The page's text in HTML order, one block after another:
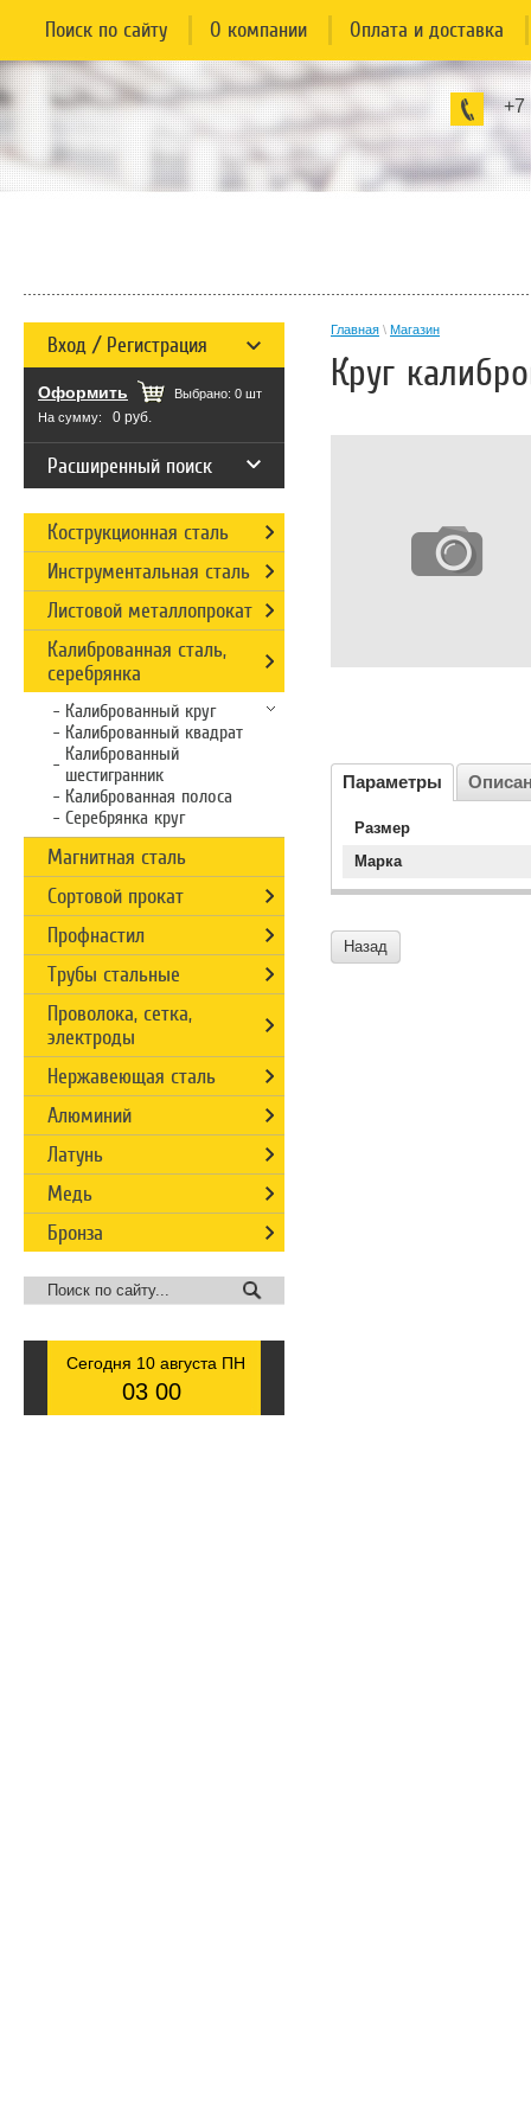
+7
Поиск по сайту О компании Оплата и доставка
Главная \ Магазин
Круг
Параметры
Размер
Марка
Назад
Вход / Регистрация
Оформить Выбрано: 0 шт
На сумму:
0 руб.
Расширенный поиск
Кострукционная сталь
Инструментальная сталь
Листовой металлопрокат
Калиброванная сталь,
серебрянка
Калиброванный круг
Калиброванный квадрат
Калиброванный
шестигранник
Калиброванная полоса
Серебрянка круг
Магнитная сталь
Сортовой прокат
Профнастил
Трубы стальные
Проволока, сетка,
электроды
Нержавеющая сталь
Алюминий
Латунь
Медь
Бронза
Сегодня 10 августа ПН
03 00